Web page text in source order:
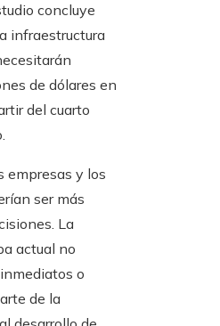
concluye
infraestructura
de dólares en
del cuarto
empresas y los
ser más
La
actual no
o
de la